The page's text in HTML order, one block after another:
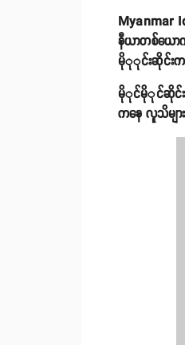
Myanmar
နီယာတစ်ယော
မိုုုင်းဆိုင်းက
မိုုင်မိုုင်ဆိုင်း
ကနေ လူသိမျာ